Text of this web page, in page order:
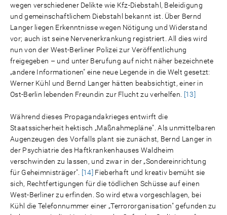
wegen verschiedener Delikte wie Kfz-Diebstahl, Beleidigung
und gemeinschaftlichem Diebstahl bekannt ist. Über Bernd
Langer liegen Erkenntnisse wegen Nötigung und Widerstand
vor; auch ist seine Nervenerkrankung registriert. All dies wird
nun von der West-Berliner Polizei zur Veröffentlichung
freigegeben – und unter Berufung auf nicht näher bezeichnete
„andere Informationen" eine neue Legende in die Welt gesetzt:
Werner Kühl und Bernd Langer hätten beabsichtigt, einer in
Ost-Berlin lebenden Freundin zur Flucht zu verhelfen.
[13]
Während dieses Propagandakrieges entwirft die
Staatssicherheit hektisch „Maßnahmepläne". Als unmittelbaren
Augenzeugen des Vorfalls plant sie zunächst, Bernd Langer in
der Psychiatrie des Haftkrankenhauses Waldheim
verschwinden zu lassen, und zwar in der „Sondereinrichtung
für Geheimnisträger". [14] Fieberhaft und kreativ bemüht sie
sich, Rechtfertigungen für die tödlichen Schüsse auf einen
West-Berliner zu erfinden. So wird etwa vorgeschlagen, bei
Kühl die Telefonnummer einer „Terrororganisation" gefunden zu